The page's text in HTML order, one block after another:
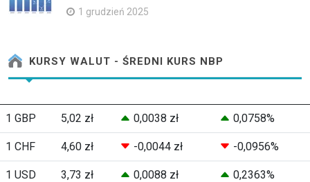
1 grudzień 2025
KURSY WALUT - ŚREDNI KURS NBP
1 GBP 5,02 zł 0,0038 zł 0,0758%
1 CHF 4,60 zł -0,0044 zł -0,0956%
1 USD 3,73 zł 0,0088 zł 0,2363%